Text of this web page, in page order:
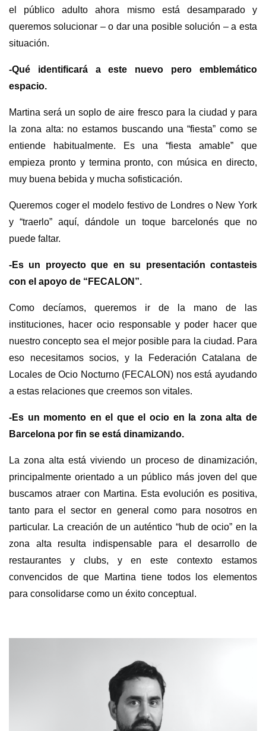
el público adulto ahora mismo está desamparado y
queremos solucionar – o dar una posible solución – a esta
situación.
-Qué identificará a este nuevo pero emblemático
espacio.
Martina será un soplo de aire fresco para la ciudad y para
la zona alta: no estamos buscando una “fiesta” como se
entiende habitualmente. Es una “fiesta amable” que
empieza pronto y termina pronto, con música en directo,
muy buena bebida y mucha sofisticación.
Queremos coger el modelo festivo de Londres o New York
y “traerlo” aquí, dándole un toque barcelonés que no
puede faltar.
-Es un proyecto que en su presentación contasteis
con el apoyo de “FECALON”.
Como decíamos, queremos ir de la mano de las
instituciones, hacer ocio responsable y poder hacer que
nuestro concepto sea el mejor posible para la ciudad. Para
eso necesitamos socios, y
la Federación Catalana de
Locales de Ocio Nocturno (FECALON) nos está ayudando
a estas relaciones que creemos son vitales.
-Es un momento en el que el ocio en la zona alta de
Barcelona por fin se está dinamizando.
La zona alta está viviendo un proceso de dinamización,
principalmente orientado a un público más joven del que
buscamos atraer con Martina. Esta evolución es positiva,
tanto para el sector en general como para nosotros en
particular. La creación de un auténtico “hub de ocio” en la
zona alta resulta indispensable para el desarrollo de
restaurantes y clubs, y en este contexto estamos
convencidos de que Martina tiene todos los elementos
para consolidarse como un éxito conceptual.